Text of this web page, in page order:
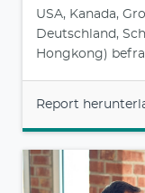
USA, Kanada,
Deutschland,
Hongkong)
Report